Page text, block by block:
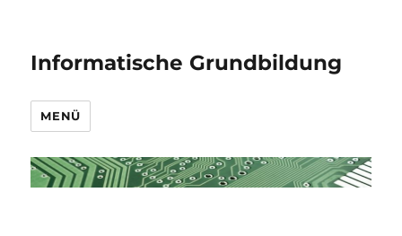
Informatische Grundbildung
MENÜ